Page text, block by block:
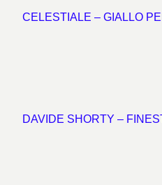
CELESTIALE – GIALLO
DAVIDE SHORTY –